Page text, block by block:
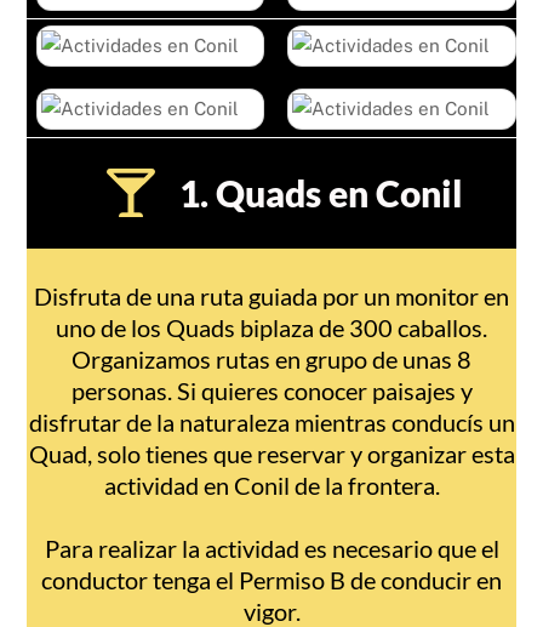
1. Quads en Conil
Disfruta de una ruta guiada por un monitor en
uno de los Quads biplaza de 300 caballos.
Organizamos rutas en grupo de unas 8
personas. Si quieres conocer paisajes y
disfrutar de la naturaleza mientras conducís un
Quad, solo tienes que reservar y organizar esta
actividad en Conil de la frontera.
Para realizar la actividad es necesario que el
conductor tenga el Permiso B de conducir en
vigor.